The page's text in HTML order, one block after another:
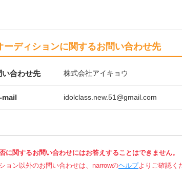
ーディションに関するお問い合わせ先
い合わせ先 株式会社アイキョウ
mail idolclass.new.51@gmail.com
に関するお問い合わせにはお答えすることはできません。
ョン以外のお問い合わせは、narrowのヘルプよりご確認く